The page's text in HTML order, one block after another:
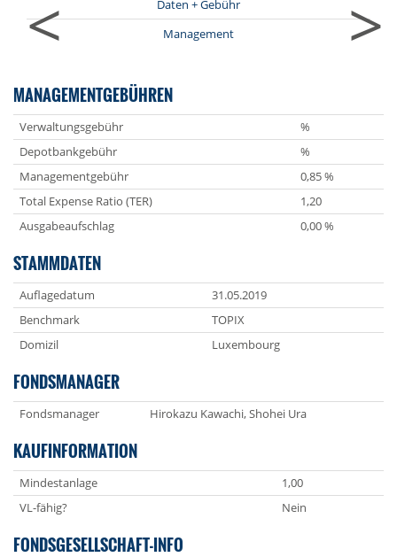
<
Daten + Gebühr
Management
>
MANAGEMENTGEBÜHREN
Verwaltungsgebühr
%
Depotbankgebühr
%
Managementgebühr
0,85 %
Total Expense Ratio (TER)
1,20
Ausgabeaufschlag
0,00 %
STAMMDATEN
Auflagedatum
31.05.2019
Benchmark
TOPIX
Domizil
Luxembourg
FONDSMANAGER
Fondsmanager Hirokazu Kawachi, Shohei Ura
KAUFINFORMATION
Mindestanlage
1,00
VL-fähig?
Nein
FONDSGESELLSCHAFT-INFO